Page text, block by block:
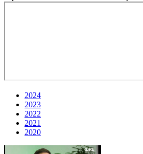
2024
2023
2022
2021
2020